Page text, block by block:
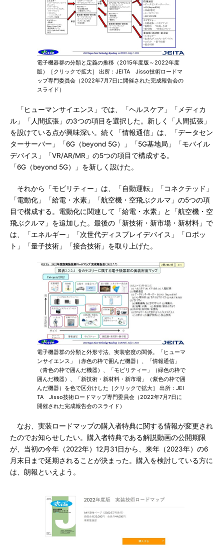
電子機器群の分類と定義の推移（2015年度版～2022年度
版）［クリックで拡大］ 出所：JEITA Jisso技術ロードマ
ップ専門委員会（2022年7月7日に開催された完成報告会の
スライド）
「ヒューマンサイエンス」では、「ヘルスケア」「メディカ
ル」「人間拡張」の3つの項目を選択した。新しく「人間拡張」
を設けている点が興味深い。続く「情報通信」は、「データセン
ターサーバー」「6G（beyond 5G）」「5G基地局」「モバイル
デバイス」「VR/AR/MR」の5つの項目で構成する。
「6G（beyond 5G）」を新しく設けた。
それから「モビリティー」は、「自動運転」「コネクテッド」
「電動化」「給電・水素」「航空機・空飛ぶクルマ」の5つの項
目で構成する。電動化に関連して「給電・水素」と「航空機・空
飛ぶクルマ」を追加した。最後の「新技術・新市場・新材料」で
は、「エネルギー」「次世代ディスプレイデバイス」「ロボッ
ト」「量子技術」「接合技術」を取り上げた。
電子機器群の分類と外形寸法、実装密度の関係。「ヒューマ
ンサイエンス」（赤色の枠で囲んだ機器）、「情報通信」
（青色の枠で囲んだ機器）、「モビリティー」（緑色の枠で
囲んだ機器）、「新技術・新材料・新市場」（紫色の枠で囲
んだ機器）を色で区分けした［クリックで拡大］ 出所：JEI
TA Jisso技術ロードマップ専門委員会（2022年7月7日に
開催された完成報告会のスライド）
なお、実装ロードマップの購入者特典に関する情報が変更され
たのでお知らせしたい。購入者特典である解説動画の公開期限
が、当初の今年（2022年）12月31日から、来年（2023年）の6
月末日まで延期されることが決まった。購入を検討している方に
は、朗報といえよう。